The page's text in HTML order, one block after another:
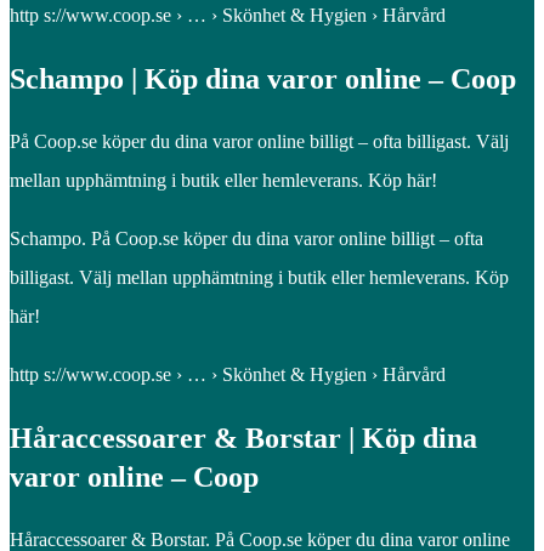
http s://www.coop.se › … › Skönhet & Hygien › Hårvård
Schampo | Köp dina varor online – Coop
På Coop.se köper du dina varor online billigt – ofta billigast. Välj
mellan upphämtning i butik eller hemleverans. Köp här!
Schampo. På Coop.se köper du dina varor online billigt – ofta
billigast. Välj mellan upphämtning i butik eller hemleverans. Köp
här!
http s://www.coop.se › … › Skönhet & Hygien › Hårvård
Håraccessoarer & Borstar | Köp dina
varor online – Coop
Håraccessoarer & Borstar. På Coop.se köper du dina varor online